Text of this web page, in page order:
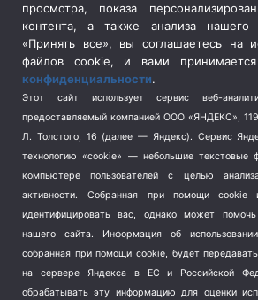
Социальная политика
(3)
Спецоперация в Украине
Спецоперация на Украине
(404)
Спорт (740)
Терроризм (1)
Транспорт (262)
Туризм (178)
Флот (76)
Школа и спорт (2)
Экология (8)
просмотра, показа
контента, а также анализа нашего
«Принять все», вы соглашаетесь на
файлов cookie, и вами
конфиденциальности.
Этот сайт использует сервис веб-
предоставляемый компанией ООО «ЯНДЕКС»,
Л. Толстого, 16 (далее — Яндекс). Сервис
технологию «cookie» — небольшие текстовые
компьютере пользователей с целью
активности.
Собранная при помощи cookie
идентифицировать вас, однако может
нашего сайта. Информация об
собранная при помощи cookie, будет
на сервере Яндекса в ЕС и Российской
обрабатывать эту информацию для оценки